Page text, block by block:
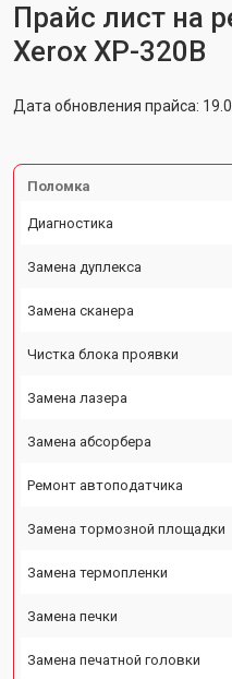
Прайс лист на
Xerox XP-320B
Дата обновления прайса:
Поломка
Диагностика
Замена дуплекса
Замена сканера
Чистка блока проявки
Замена лазера
Замена абсорбера
Ремонт автоподатчика
Замена тормозной площадки
Замена термопленки
Замена печки
Замена печатной головки